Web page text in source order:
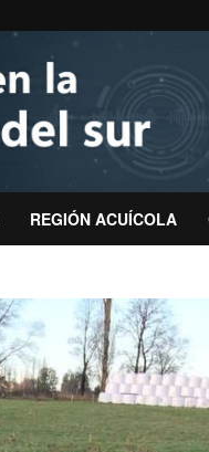
REGIÓN ACUÍCOLA